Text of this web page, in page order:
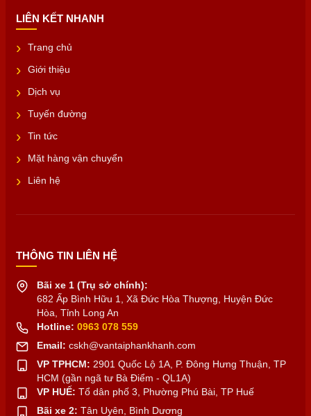
LIÊN KẾT NHANH
Trang chủ
Giới thiệu
Dịch vụ
Tuyến đường
Tin tức
Mặt hàng vận chuyển
Liên hệ
THÔNG TIN LIÊN HỆ
Bãi xe 1 (Trụ sở chính):
682 Ấp Bình Hữu 1, Xã Đức Hòa Thượng, Huyện Đức
Hòa, Tỉnh Long An
Hotline: 0963 078 559
Email: cskh@vantaiphankhanh.com
VP TPHCM: 2901 Quốc Lộ 1A, P. Đông Hưng Thuận, TP
HCM (gần ngã tư Bà Điểm - QL1A)
VP HUẾ: Tổ dân phố 3, Phường Phú Bài, TP Huế
Bãi xe 2: Tân Uyên, Bình Dương